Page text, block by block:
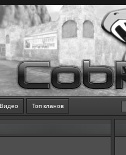
Видео Топ кланов